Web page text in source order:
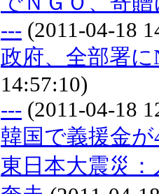
--- (2011-04-18
政府、全部署
14:57:10)
--- (2011-04-18
韓国で義援金
東日本大震災